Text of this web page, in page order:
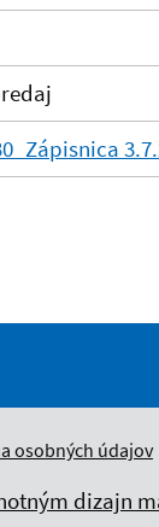
osobných údajov
dizajn